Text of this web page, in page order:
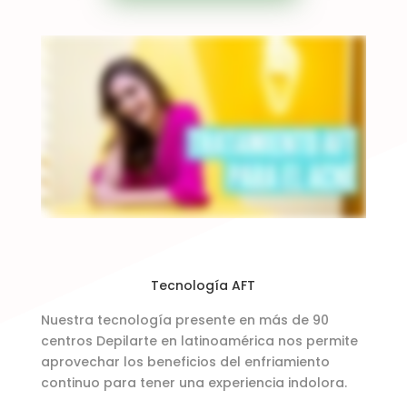
Tecnología AFT
Nuestra tecnología presente en más de 90
centros Depilarte en latinoamérica nos permite
aprovechar los beneficios del enfriamiento
continuo para tener una experiencia indolora.